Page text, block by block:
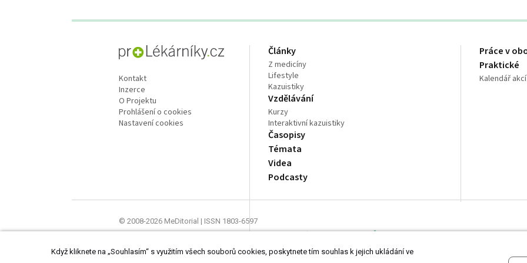
Kontakt
Inzerce
O Projektu
Prohlášení o cookies
Nastavení cookies
Články
Z medicíny
Lifestyle
Kazuistiky
Vzdělávání
Kurzy
Interaktivní kazuistiky
Časopisy
Témata
Videa
Podcasty
Práce v
Praktické
Kalendář akcí
© 2008-2026 MeDitorial | ISSN 1803-6597
Když kliknete na „Souhlasím“ s využitím všech souborů cookies, poskytnete tím souhlas k jejich ukládání ve